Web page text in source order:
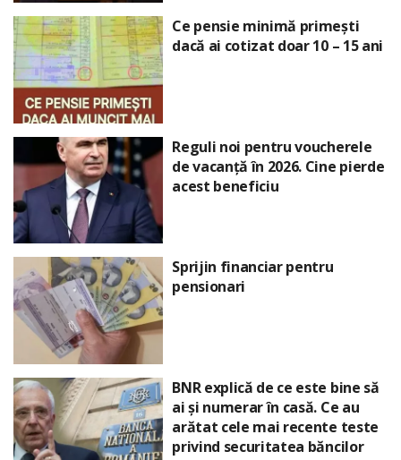
Ce pensie minimă primești
dacă ai cotizat doar 10 – 15 ani
Reguli noi pentru voucherele
de vacanță în 2026. Cine pierde
acest beneficiu
Sprijin financiar pentru
pensionari
BNR explică de ce este bine să
ai și numerar în casă. Ce au
arătat cele mai recente teste
privind securitatea băncilor